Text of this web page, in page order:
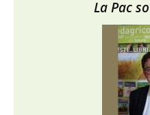
La Pac